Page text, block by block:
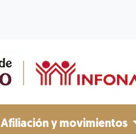
Afiliación y movimientos